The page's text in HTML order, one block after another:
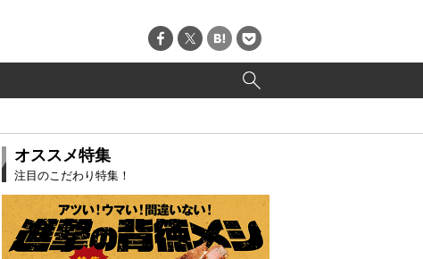
オススメ特集
注目のこだわり特集！